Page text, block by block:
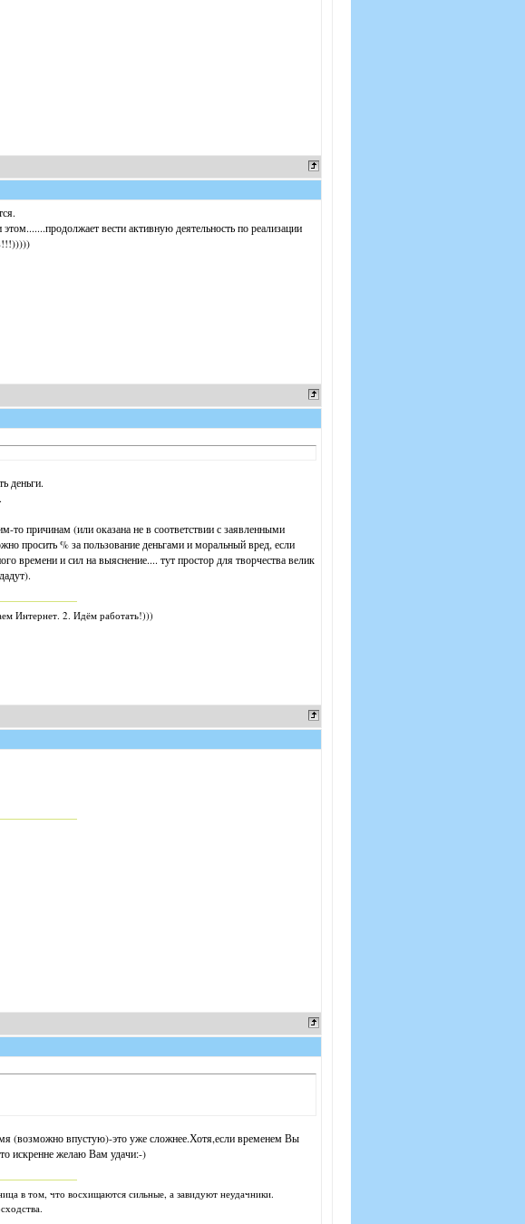
вести активную деятельность по реализации
деньги.
то причинам (или оказана не в соответствии с заявленными
просить % за пользование деньгами и моральный вред, если
времени и сил на выяснение.... тут простор для творчества велик
Интернет. 2. Идём работать!)))
(возможно впустую)-это уже сложнее.Хотя,если временем Вы
то искренне желаю Вам удачи:-)
в том, что восхищаются сильные, а завидуют неудачники.